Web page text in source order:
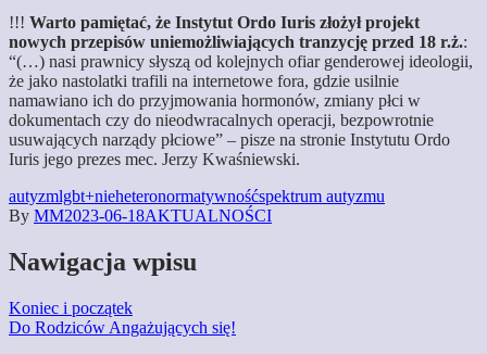
!!! Warto pamiętać, że Instytut Ordo Iuris złożył projekt
nowych przepisów uniemożliwiających tranzycję przed 18 r.ż.:
“(…) nasi prawnicy słyszą od kolejnych ofiar genderowej ideologii,
że jako nastolatki trafili na internetowe fora, gdzie usilnie
namawiano ich do przyjmowania hormonów, zmiany płci w
dokumentach czy do nieodwracalnych operacji, bezpowrotnie
usuwających narządy płciowe” – pisze na stronie Instytutu Ordo
Iuris jego prezes mec. Jerzy Kwaśniewski.
autyzmlgbt+nieheteronormatywnośćspektrum autyzmu
By MM2023-06-18AKTUALNOŚCI
Nawigacja wpisu
Koniec i początek
Do Rodziców Angażujących się!